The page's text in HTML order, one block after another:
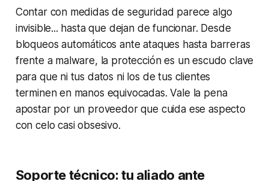
Contar con medidas de seguridad parece algo
invisible... hasta que dejan de funcionar. Desde
bloqueos automáticos ante ataques hasta barreras
frente a malware, la protección es un escudo clave
para que ni tus datos ni los de tus clientes
terminen en manos equivocadas. Vale la pena
apostar por un proveedor que cuida ese aspecto
con celo casi obsesivo.
Soporte técnico: tu aliado ante